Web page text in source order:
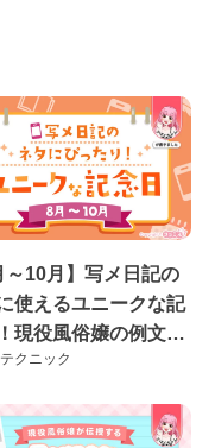
～10月】写メ日記の
使えるユニークな記
現役風俗嬢の例文付
クニック